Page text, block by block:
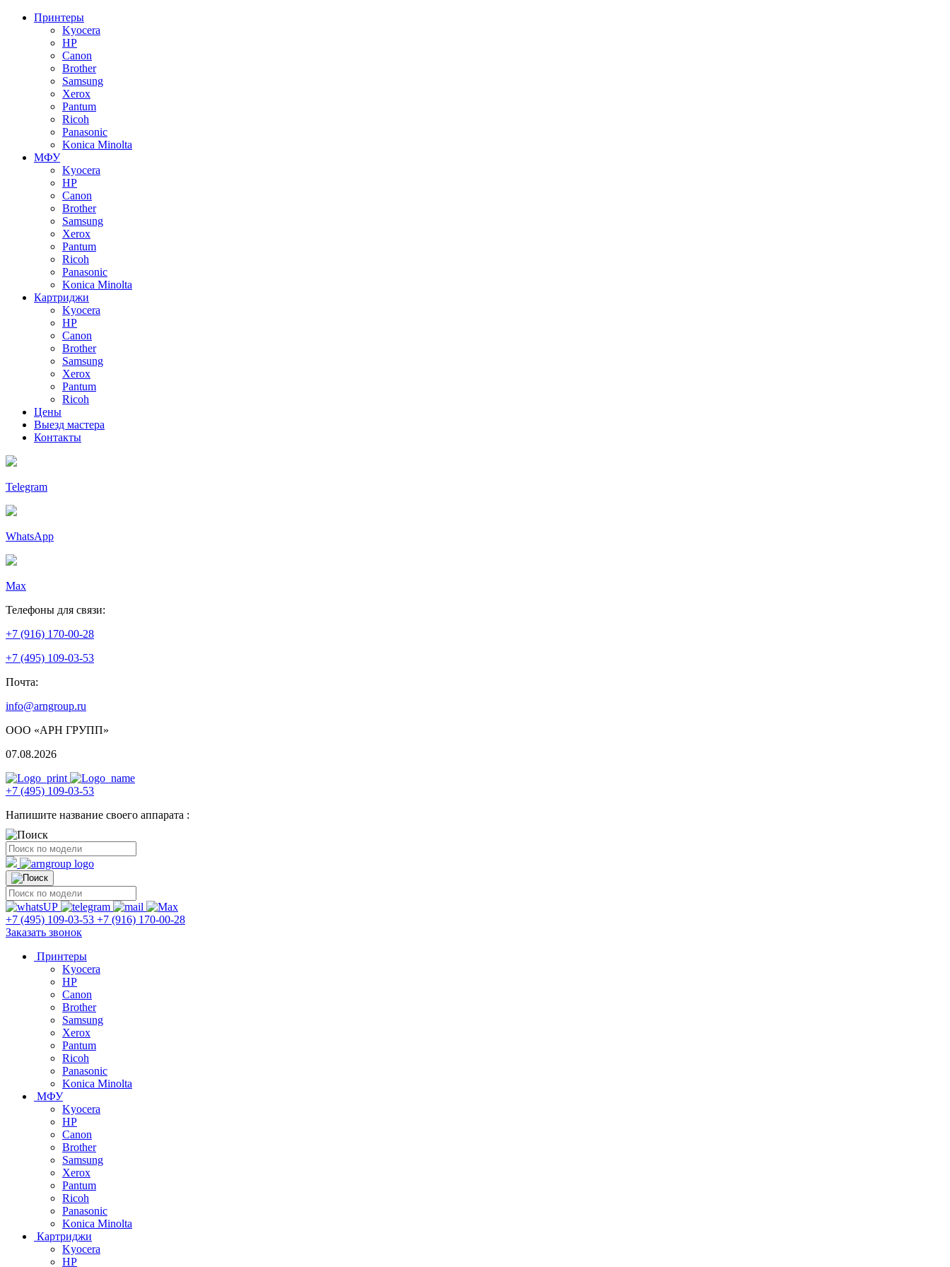
Принтеры
Kyocera
HP
Canon
Brother
Samsung
Xerox
Pantum
Ricoh
Panasonic
Konica Minolta
МФУ
Kyocera
HP
Canon
Brother
Samsung
Xerox
Pantum
Ricoh
Panasonic
Konica Minolta
Картриджи
Kyocera
HP
Canon
Brother
Samsung
Xerox
Pantum
Ricoh
Цены
Выезд мастера
Контакты
Telegram
WhatsApp
Max
Телефоны для связи:
+7 (916) 170-00-28
+7 (495) 109-03-53
Почта:
info@arngroup.ru
ООО «АРН ГРУПП»
07.08.2026
+7 (495) 109-03-53
Напишите название своего аппарата :
+7 (495) 109-03-53 +7 (916) 170-00-28
Заказать звонок
Принтеры
Kyocera
HP
Canon
Brother
Samsung
Xerox
Pantum
Ricoh
Panasonic
Konica Minolta
МФУ
Kyocera
HP
Canon
Brother
Samsung
Xerox
Pantum
Ricoh
Panasonic
Konica Minolta
Картриджи
Kyocera
HP